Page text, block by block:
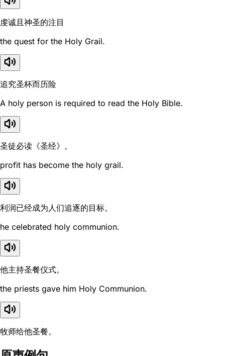
虔诚且神圣的注目
the quest for the Holy Grail.
追究圣杯而历险
A holy person is required to read the Holy Bible.
圣徒必读《圣经》。
profit has become the holy grail.
利润已经成为人们追逐的目标。
he celebrated holy communion.
他主持圣餐仪式。
the priests gave him Holy Communion.
牧师给他圣餐。